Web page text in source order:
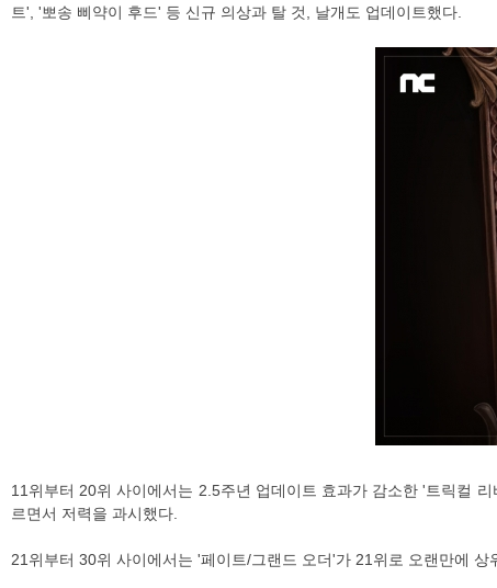
트', '뽀송 삐약이 후드' 등 신규 의상과 탈 것, 날개도 업데이트했다.
11위부터 20위 사이에서는 2.5주년 업데이트 효과가 감소한 '트릭컬
르면서 저력을 과시했다.
21위부터 30위 사이에서는 '페이트/그랜드 오더'가 21위로 오랜만에